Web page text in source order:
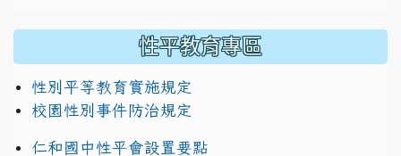
性平教育專區
性別平等教育實施規定
校園性別事件防治規定
仁和國中性平會設置要點